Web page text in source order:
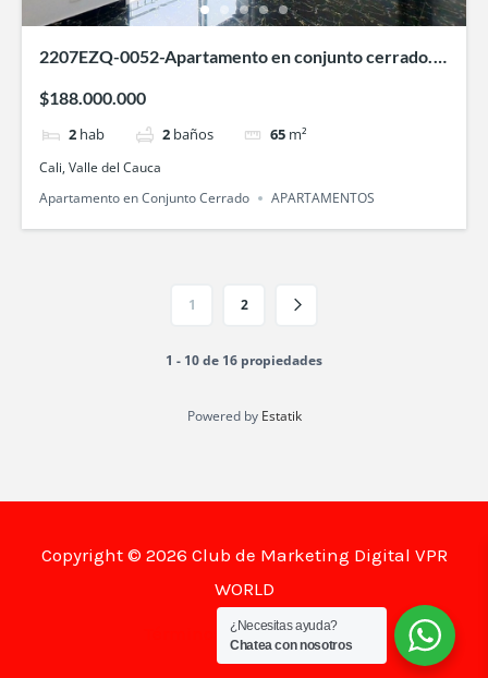
2207EZQ-0052-Apartamento en conjunto cerrado.
$188.000.000
2 hab 2 baños 65 m²
Cali, Valle del Cauca
Apartamento en Conjunto Cerrado
APARTAMENTOS
1 2
1 - 10 de 16 propiedades
Powered by Estatik
Copyright © 2026 Club de Marketing Digital VPR
WORLD
Términos y Condiciones
¿Necesitas ayuda?
Chatea con nosotros